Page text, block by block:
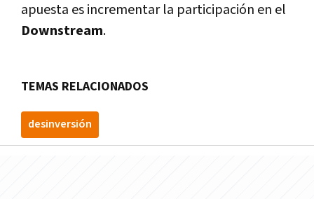
apuesta es incrementar la participación en el
Downstream.
TEMAS RELACIONADOS
desinversión